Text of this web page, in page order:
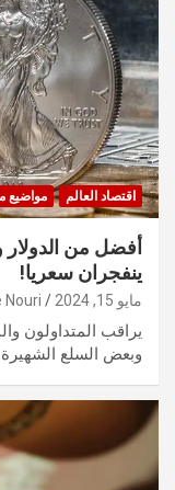
اقتصاد العالم مواضيع
أفضل من الدولار
ينفجران سعريا!
مايو 15, 2024 Nouri
يراقب المتداولون
وبعض السلع